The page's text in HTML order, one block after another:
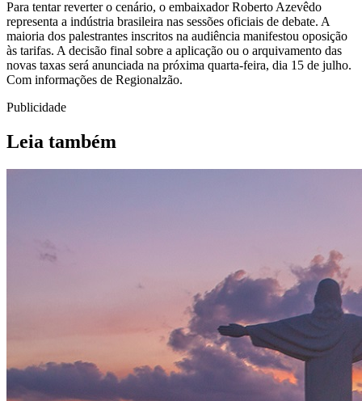
Para tentar reverter o cenário, o embaixador Roberto Azevêdo
representa a indústria brasileira nas sessões oficiais de debate. A
maioria dos palestrantes inscritos na audiência manifestou oposição
às tarifas. A decisão final sobre a aplicação ou o arquivamento das
novas taxas será anunciada na próxima quarta-feira, dia 15 de julho.
Com informações de Regionalzão.
Publicidade
Leia também